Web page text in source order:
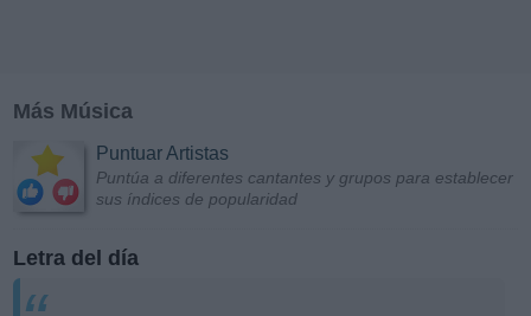
Más Música
Puntuar Artistas
Puntúa a diferentes cantantes y grupos para establecer
sus índices de popularidad
Letra del día